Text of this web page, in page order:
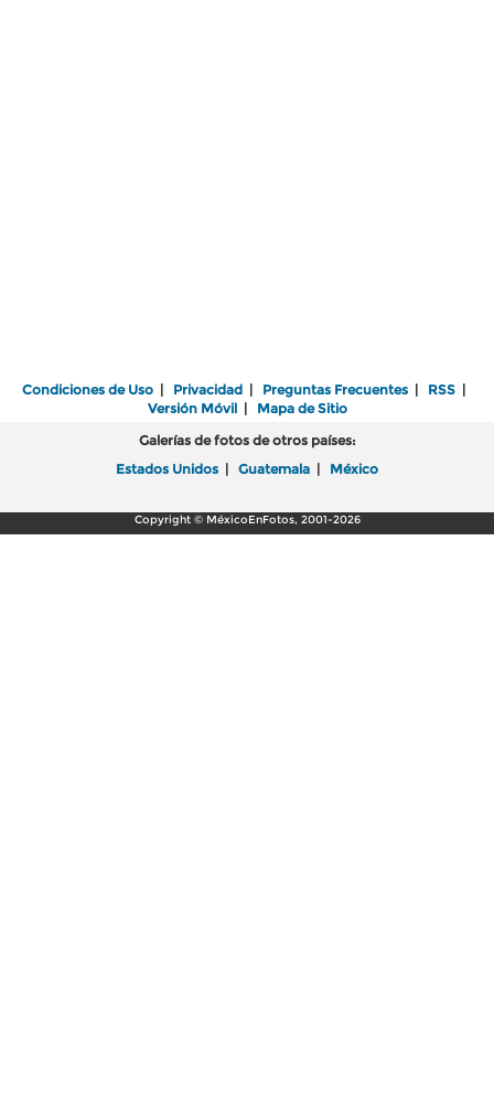
Condiciones de Uso | Privacidad | Preguntas Frecuentes | RSS |
Versión Móvil| Mapa de Sitio
Galerías de fotos de otros países:
Estados Unidos | Guatemala | México
Copyright © MéxicoEnFotos, 2001-2026